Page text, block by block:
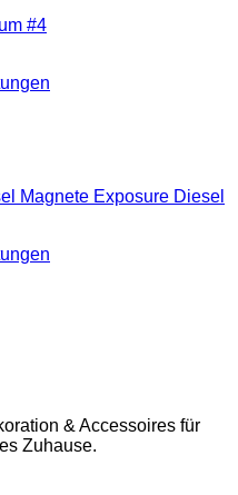
#4
Magnete Exposure Diesel
& Accessoires für
Zuhause.